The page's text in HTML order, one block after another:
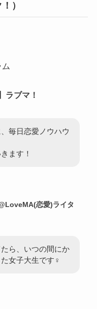
）
ラブマ！
毎日恋愛ノウハウ
ます！
恋愛)ライタ
ら、いつの間にか
女子大生です♀